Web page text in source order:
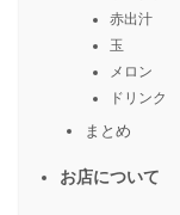
赤出汁
玉
メロン
ドリンク
まとめ
お店について